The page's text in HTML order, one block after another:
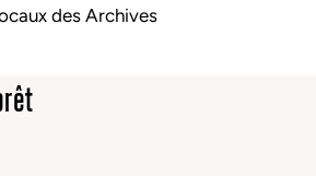
des Archives